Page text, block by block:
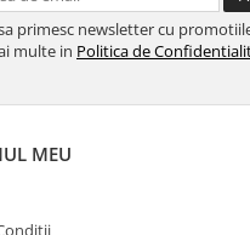
primesc newsletter cu
multe in Politica de
MEU